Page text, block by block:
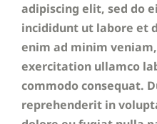
adipiscing elit, sed do
incididunt ut labore et
enim ad minim
exercitation ullamco
commodo consequat.
reprehenderit in